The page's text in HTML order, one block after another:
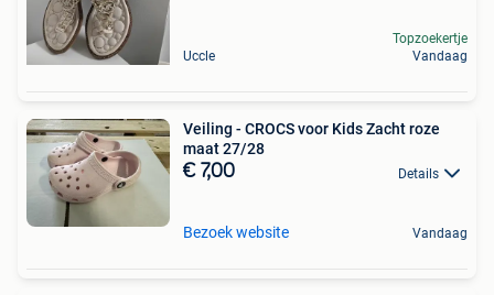
Uccle
Topzoekertje
Vandaag
Veiling - CROCS voor Kids Zacht roze
maat 27/28
€ 7,00 Details
Bezoek website Vandaag